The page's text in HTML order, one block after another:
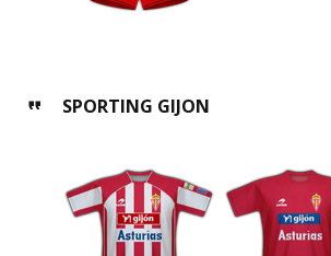
SPORTING GIJON